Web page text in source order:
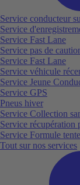
Service conducteur
Service
Service Fast Lane
Service pas de
Service Fast Lane
Service véhicule
Service Jeune
Service GPS
Pneus hiver
Service Collection
Service récupération
Service Formule tente
Tout sur nos services